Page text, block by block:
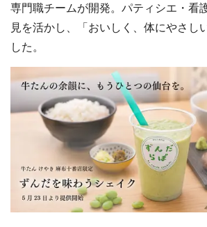
専門職チームが開発。パティシエ・看
見を活かし、「おいしく、体にやさし
した。